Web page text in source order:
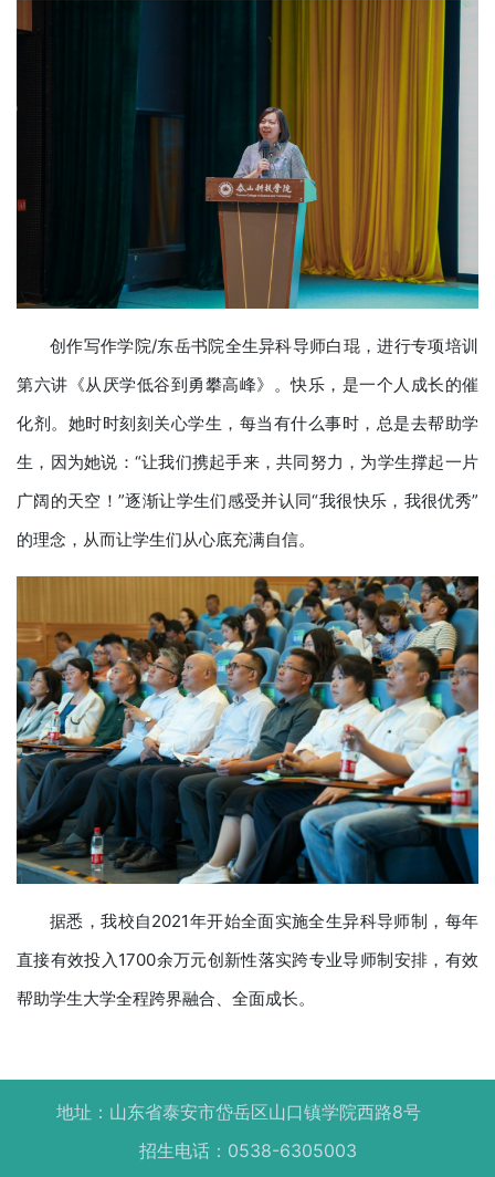
创作写作学院/东岳书院全生异科导师白琨，进行专项培训
第六讲《从厌学低谷到勇攀高峰》。快乐，是一个人成长的催
化剂。她时时刻刻关心学生，每当有什么事时，总是去帮助学
生，因为她说：“让我们携起手来，共同努力，为学生撑起一片
广阔的天空！”逐渐让学生们感受并认同“我很快乐，我很优秀”
的理念，从而让学生们从心底充满自信。
据悉，我校自2021年开始全面实施全生异科导师制，每年
直接有效投入1700余万元创新性落实跨专业导师制安排，有效
帮助学生大学全程跨界融合、全面成长。
地址：山东省泰安市岱岳区山口镇学院西路8号
招生电话：0538-6305003